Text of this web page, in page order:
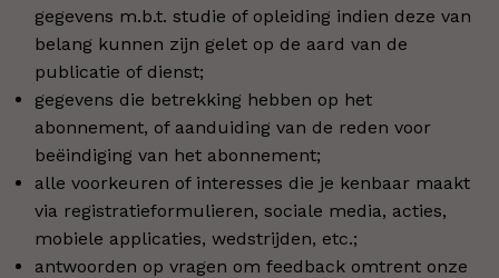
gegevens m.b.t. studie of opleiding indien deze van
belang kunnen zijn gelet op de aard van de
publicatie of dienst;
gegevens die betrekking hebben op het
abonnement, of aanduiding van de reden voor
beëindiging van het abonnement;
alle voorkeuren of interesses die je kenbaar maakt
via registratieformulieren, sociale media, acties,
mobiele applicaties, wedstrijden, etc.;
antwoorden op vragen om feedback omtrent onze